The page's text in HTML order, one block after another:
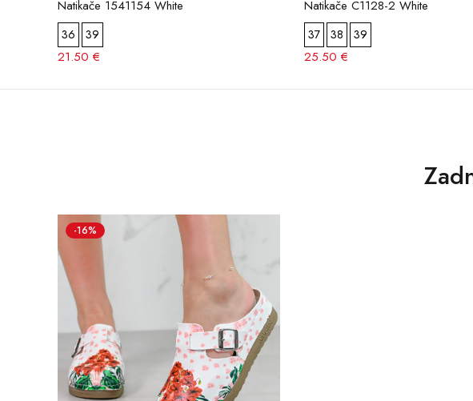
Natikače 1541154 White
36 39
21.50 €
Natikače C1128-2 White
37 38 39
25.50 €
-16%